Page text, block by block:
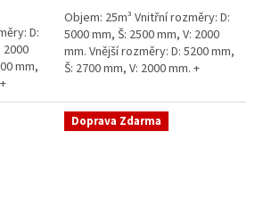
D:
2000
mm,
2-3
hvězdiček.
Objem: 25m³ Vnitřní rozměry: D:
5000 mm, Š: 2500 mm, V: 2000
mm. Vnější rozměry: D: 5200 mm,
Š: 2700 mm, V: 2000 mm. +
týdny od objednávky....
Doprava Zdarma